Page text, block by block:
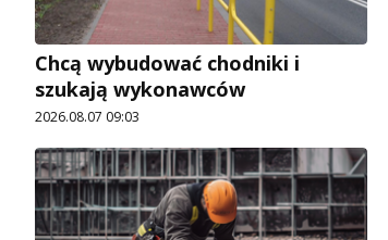
Chcą wybudować chodniki i
szukają wykonawców
2026.08.07 09:03